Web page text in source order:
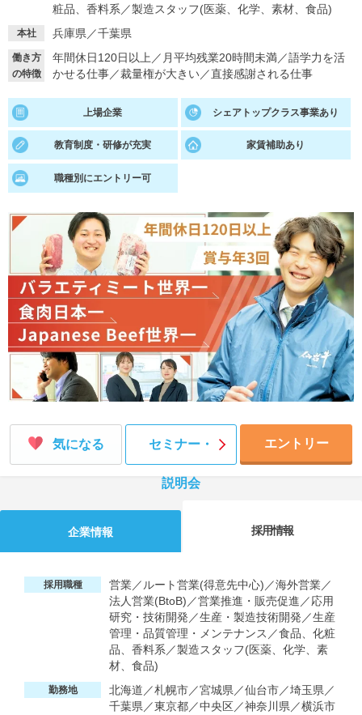
就活ノウハウ・サポート
就活支援
就活ノウハウが満載！ お役立ち記事・相談室など
適職診断 就活チャンネル
就活時事ニュースを更新 不明点があればこちら
粧品、香料系 ／製造スタッフ(医薬、化学、素材、食品)
本社 兵庫県／千葉県
働き方
の特徴
年間休日120日以上 ／ 月平均残業20時間未満／語学力を活
かせる仕事／裁量権が大きい／直接感謝される仕事
上場企業 シェアトップクラス事業あり
教育制度・研修が充実 家賃補助あり
職種別にエントリー可
気になる セミナー・
説明会
エントリー
企業情報 採用情報
採用職種
営業／ルート営業(得意先中心)／海外営業／
法人営業(BtoB)／営業推進・販売促進／応用
研究・技術開発／生産・製造技術開発／生産
管理・品質管理・メンテナンス／食品、化粧
品、香料系／製造スタッフ(医薬、化学、素
材、食品)
勤務地
北海道／札幌市／宮城県／仙台市／埼玉県／
千葉県／東京都／中央区／神奈川県／横浜市